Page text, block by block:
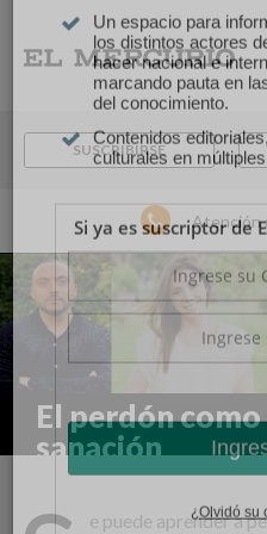
SUSCRIBIRSE
Atención
El perdón
sanación
e puede aprender a
Suscríbase y
informándose
los distintos actores
hacer nacional e
marcando pauta en
del conocimiento.
Contenidos
culturales en
Si ya es suscriptor de